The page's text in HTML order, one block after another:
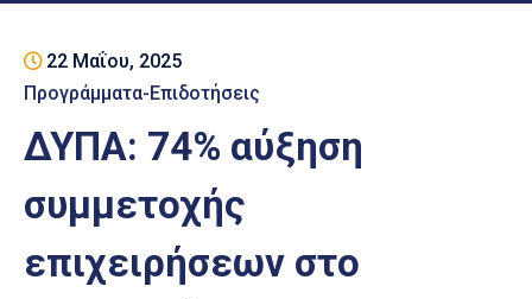
ΓΕΜΗ
Υποστήριξη
Έκθεση
Παραδοσιακών
22 Μαΐου, 2025
Προγράμματα-Επιδοτήσεις
ΔΥΠΑ: 74% αύξηση
συμμετοχής
επιχειρήσεων στο